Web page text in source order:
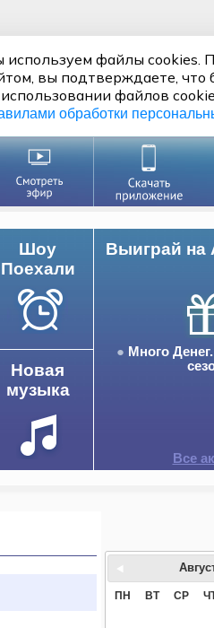
Выиграй на
Много
Все
Шоу
Поехали
Новая
музыка
ПН ВТ СР
используем файлы cookies.
вы подтверждаете,
файлов
обработки